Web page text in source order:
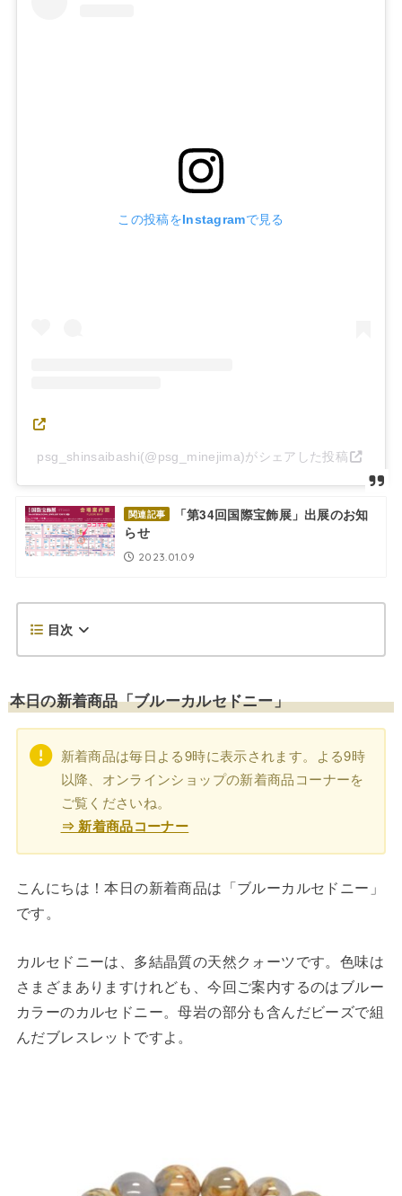
この投稿をInstagramで見る
psg_shinsaibashi(@psg_minejima)がシェアした投稿
関連記事
「第34回国際宝飾展」出展のお知
らせ
2023.01.09
目次
本日の新着商品「ブルーカルセドニー」
新着商品は毎日よる9時に表示されます。よる9時
以降、オンラインショップの新着商品コーナーを
ご覧くださいね。
⇒ 新着商品コーナー
こんにちは！本日の新着商品は「ブルーカルセドニー」
です。
カルセドニーは、多結晶質の天然クォーツです。色味は
さまざまありますけれども、今回ご案内するのはブルー
カラーのカルセドニー。母岩の部分も含んだビーズで組
んだブレスレットですよ。